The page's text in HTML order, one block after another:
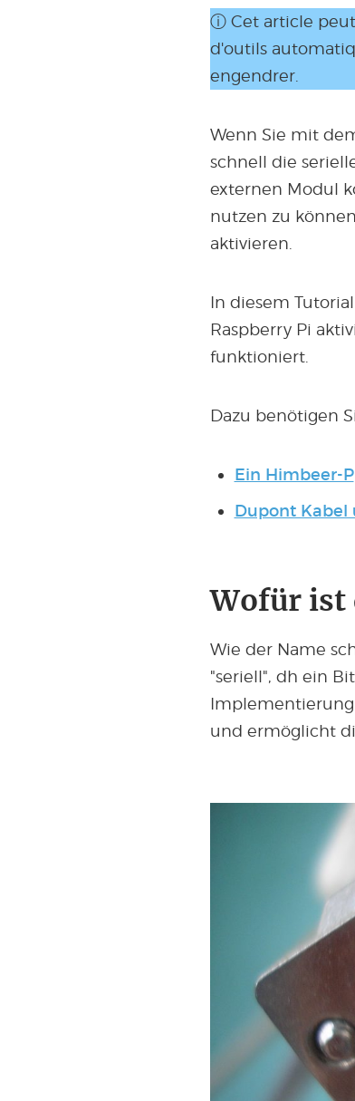
ⓘ Cet article
d'outils
engendrer.
Wenn Sie mit
schnell die
externen Modul
nutzen zu
aktivieren.
In diesem
Raspberry Pi
funktioniert.
Dazu benötigen
Ein Himbeer-P
Dupont Kabel
Wofür ist
Wie der Name
"seriell", dh ein
und ermöglicht